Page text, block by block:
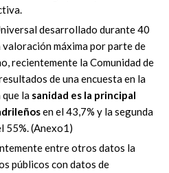
niversal desarrollado durante 40
valoración máxima por parte de
recientemente la Comunidadde
de unaencuestaen la
que la sanidad es la principal
en el 43,7% y la segunda
55%. (Anexo1)
entre otros datos la
públicos con datos de